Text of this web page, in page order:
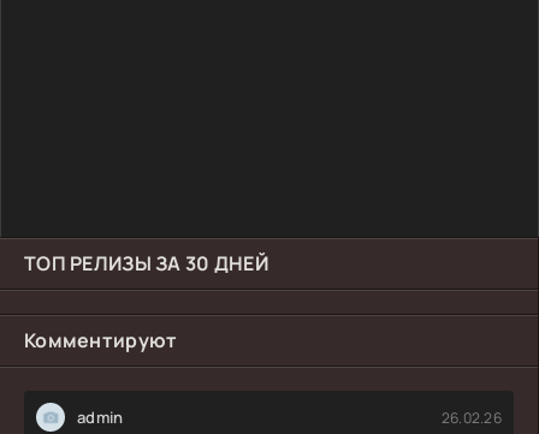
ТОП РЕЛИЗЫ ЗА 30 ДНЕЙ
Комментируют
admin 26.02.26